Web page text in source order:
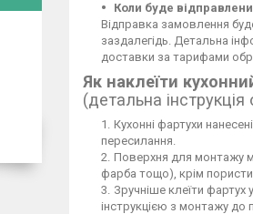
Коли буде
Відправка замовлення
заздалегідь. Детальна
доставки за тарифами
Як наклеїти
(детальна
Кухонні фартухи
пересилання.
Поверхня для монтажу
фарба тощо), крім
Зручніше клеїти
інструкцією з монтажу до